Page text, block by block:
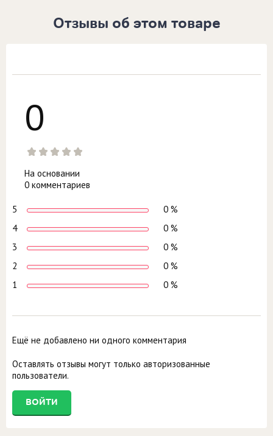
Отзывы об этом товаре
0
На основании
0 комментариев
5
0 %
4
0 %
3
0 %
2
0 %
1
0 %
Ещё не добавлено ни одного комментария
Оставлять отзывы могут только авторизованные
пользователи.
ВОЙТИ